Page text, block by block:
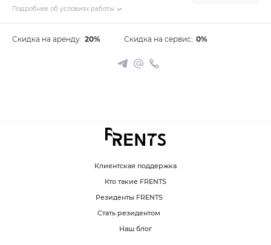
Подробнее об условиях работы
Скидка на аренду: 20% Скидка на сервис: 0%
Клиентская поддержка
Кто такие FRENTS
Резиденты FRENTS
Стать резидентом
Наш блог